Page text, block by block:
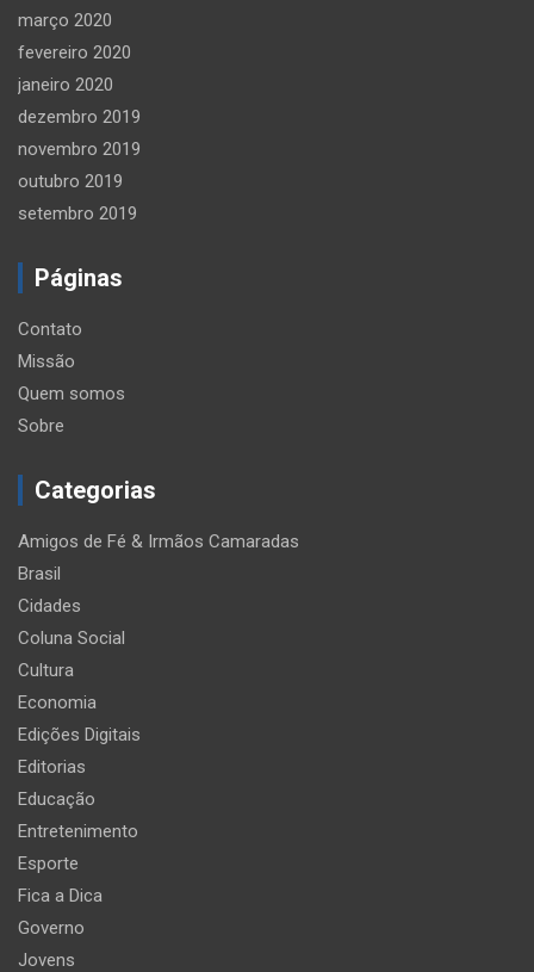
março 2020
fevereiro 2020
janeiro 2020
dezembro 2019
novembro 2019
outubro 2019
setembro 2019
Páginas
Contato
Missão
Quem somos
Sobre
Categorias
Amigos de Fé & Irmãos Camaradas
Brasil
Cidades
Coluna Social
Cultura
Economia
Edições Digitais
Editorias
Educação
Entretenimento
Esporte
Fica a Dica
Governo
Jovens